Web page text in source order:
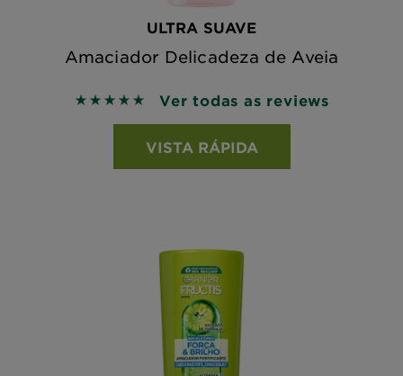
ULTRA SUAVE
Amaciador Delicadeza de Aveia
5 out of 5 stars based on reviews
Ver todas as reviews
VISTA RÁPIDA